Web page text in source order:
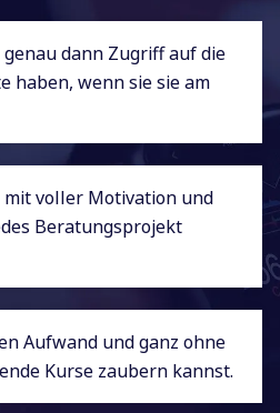
dann Zugriff auf die
haben, wenn sie sie am
voller Motivation und
Beratungsprojekt
Aufwand und ganz ohne
Kurse zaubern kannst.